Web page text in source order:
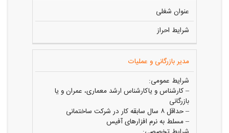
عنوان شغلی
شرایط احراز
مدیر بازرگانی و عملیات
شرایط عمومی:
– کارشناس و یاکارشناس ارشد معماری، عمران و یا
بازرگانی
– حداقل ۸ سال سابقه کار در شرکت ساختمانی
– مسلط به نرم افزارهای آفیس